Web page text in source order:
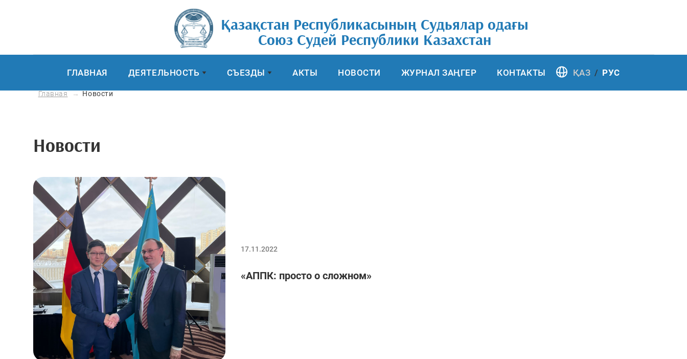
Қазақстан Республикасының Судьялар одағы
Союз Cудей Республики Казахстан
ГЛАВНАЯ ДЕЯТЕЛЬНОСТЬ СЪЕЗДЫ АКТЫ НОВОСТИ ЖУРНАЛ ЗАҢГЕР КОНТАКТЫ ҚАЗ РУС
Главная Новости
Новости
17.11.2022
«АППК: просто о сложном»